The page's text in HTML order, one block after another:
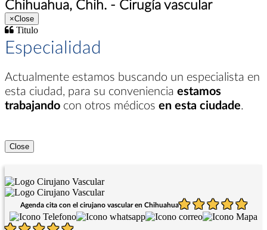
Chihuahua, Chih. - Cirugía vascular
×Close
Titulo
Especialidad
Actualmente estamos buscando un especialista en
esta ciudad, para su conveniencia estamos
trabajando con otros médicos en esta ciudade.
Close
Agenda cita con el cirujano vascular en Chihuahua